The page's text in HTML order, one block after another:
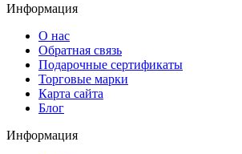
Информация
О нас
Обратная связь
Подарочные сертификаты
Торговые марки
Карта сайта
Блог
Информация